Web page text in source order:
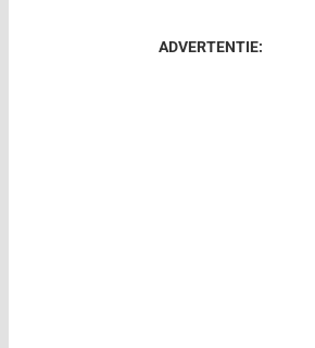
ADVERTENTIE: